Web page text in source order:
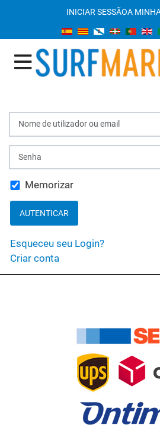
INICIAR SESSÃOA
Nome de utilizador ou email
Senha
Memorizar
AUTENTICAR
Esqueceu seu Login?
Criar conta